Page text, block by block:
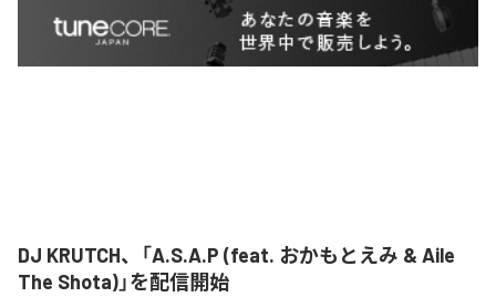
DJ KRUTCH、「A.S.A.P (feat. おかもとえみ & Aile
The Shota)」を配信開始